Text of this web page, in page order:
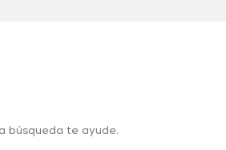
búsqueda te ayude.